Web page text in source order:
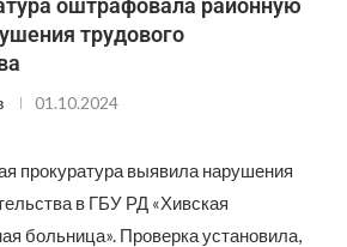
оштрафовала районную
трудового
01.10.2024
прокуратура выявила нарушения
в ГБУ РД «Хивская
больница». Проверка установила,